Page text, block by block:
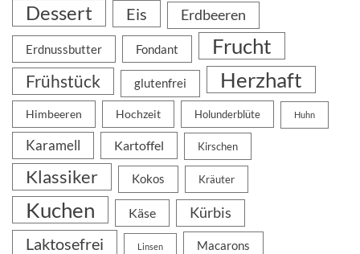
Dessert Eis Erdbeeren
Erdnussbutter Fondant Frucht
Frühstück glutenfrei Herzhaft
Himbeeren Hochzeit Holunderblüte Huhn
Karamell Kartoffel Kirschen
Klassiker Kokos Kräuter
Kuchen Käse Kürbis
Laktosefrei Linsen Macarons